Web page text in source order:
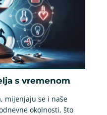
s vremenom
mijenjaju se i naše
okolnosti, što